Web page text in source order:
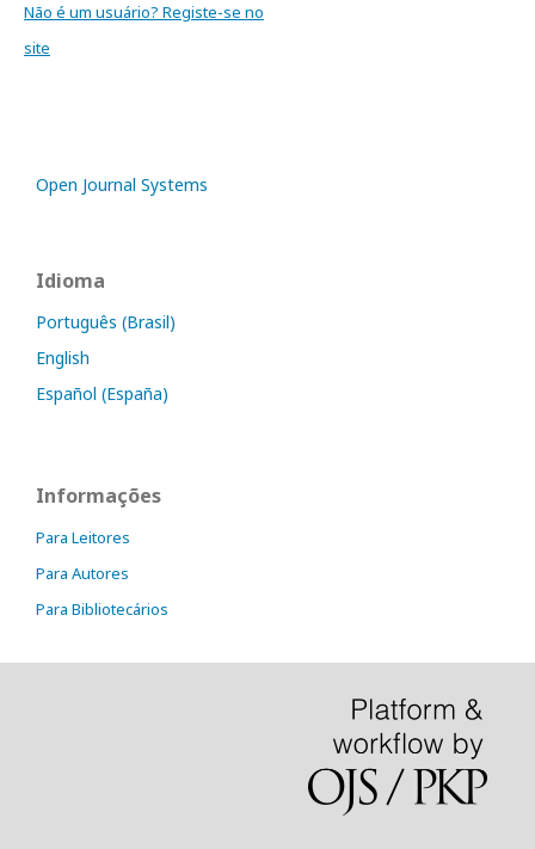
Não é um usuário? Registe-se no
site
Open Journal Systems
Idioma
Português (Brasil)
English
Español (España)
Informações
Para Leitores
Para Autores
Para Bibliotecários